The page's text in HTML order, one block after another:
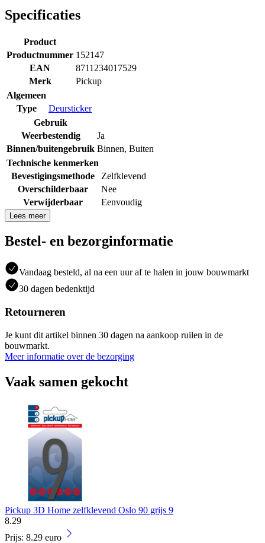
Specificaties
Product
Productnummer 152147
EAN
8711234017529
Merk
Pickup
Algemeen
Type
Deursticker
Gebruik
Weerbestendig
Ja
Binnen/buitengebruik Binnen, Buiten
Technische kenmerken
Bevestigingsmethode
Zelfklevend
Overschilderbaar
Nee
Verwijderbaar
Eenvoudig
Lees meer
Bestel- en bezorginformatie
Vandaag besteld, al na een uur af te halen in jouw bouwmarkt
30 dagen bedenktijd
Retourneren
Je kunt dit artikel binnen 30 dagen na aankoop ruilen in de
bouwmarkt.
Meer informatie over de bezorging
Vaak samen gekocht
Pickup 3D Home zelfklevend Oslo 90 grijs 9
8.29
Prijs: 8.29 euro